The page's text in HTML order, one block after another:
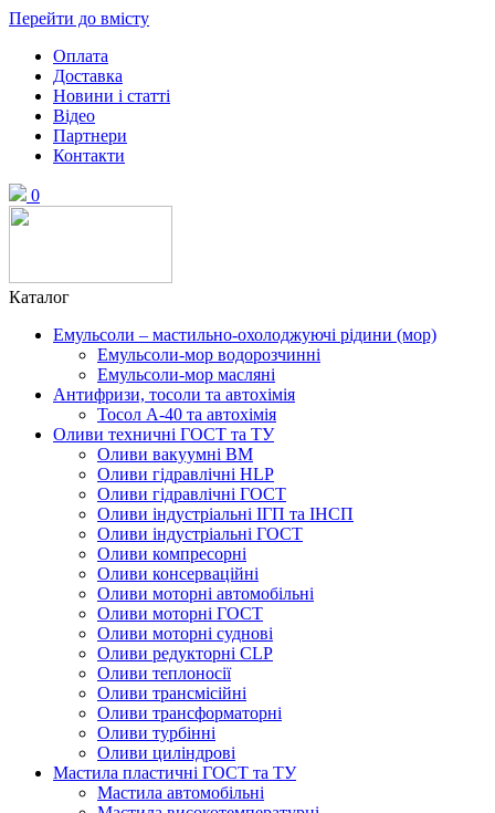
Перейти до вмісту
Оплата
Доставка
Новини і статті
Відео
Партнери
Контакти
0
Каталог
Емульсоли – мастильно-охолоджуючі рідини (мор)
Емульсоли-мор водорозчинні
Емульсоли-мор масляні
Антифризи, тосоли та автохімія
Тосол А-40 та автохімія
Оливи техничні ГОСТ та ТУ
Оливи вакуумні ВМ
Оливи гідравлічні HLP
Оливи гідравлічні ГОСТ
Оливи індустріальні ІГП та ІНСП
Оливи індустріальні ГОСТ
Оливи компресорні
Оливи консерваційні
Оливи моторні автомобільні
Оливи моторні ГОСТ
Оливи моторні суднові
Оливи редукторні CLP
Оливи теплоносії
Оливи трансмісійні
Оливи трансформаторні
Оливи турбінні
Оливи циліндрові
Мастила пластичні ГОСТ та ТУ
Мастила автомобільні